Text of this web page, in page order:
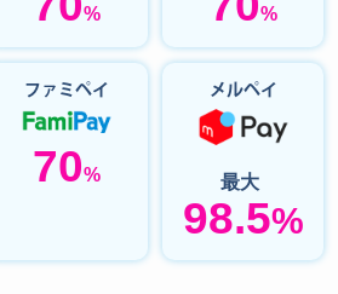
% %
ファミペイ
70%
メルペイ
最大
98.5%